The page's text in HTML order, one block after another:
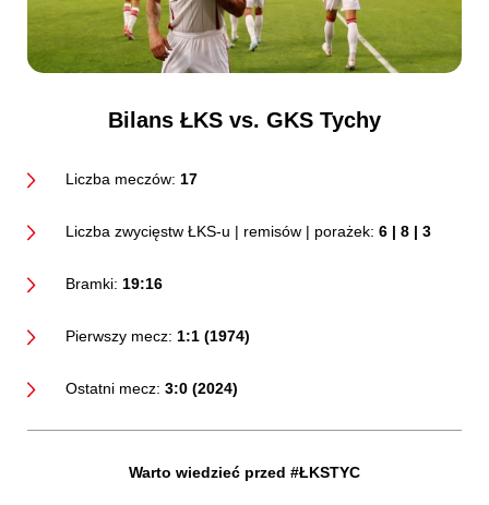
Bilans ŁKS vs. GKS Tychy
Liczba meczów: 17
Liczba zwycięstw ŁKS-u | remisów | porażek: 6 | 8 | 3
Bramki: 19:16
Pierwszy mecz: 1:1 (1974)
Ostatni mecz: 3:0 (2024)
Warto wiedzieć przed #ŁKSTYC